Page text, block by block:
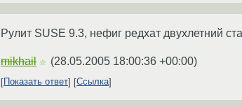
Рулит SUSE 9.3, нефиг редхат двухлетний
mikhail ☆ (28.05.2005 18:00:36 +00:00)
Показать ответ Ссылка